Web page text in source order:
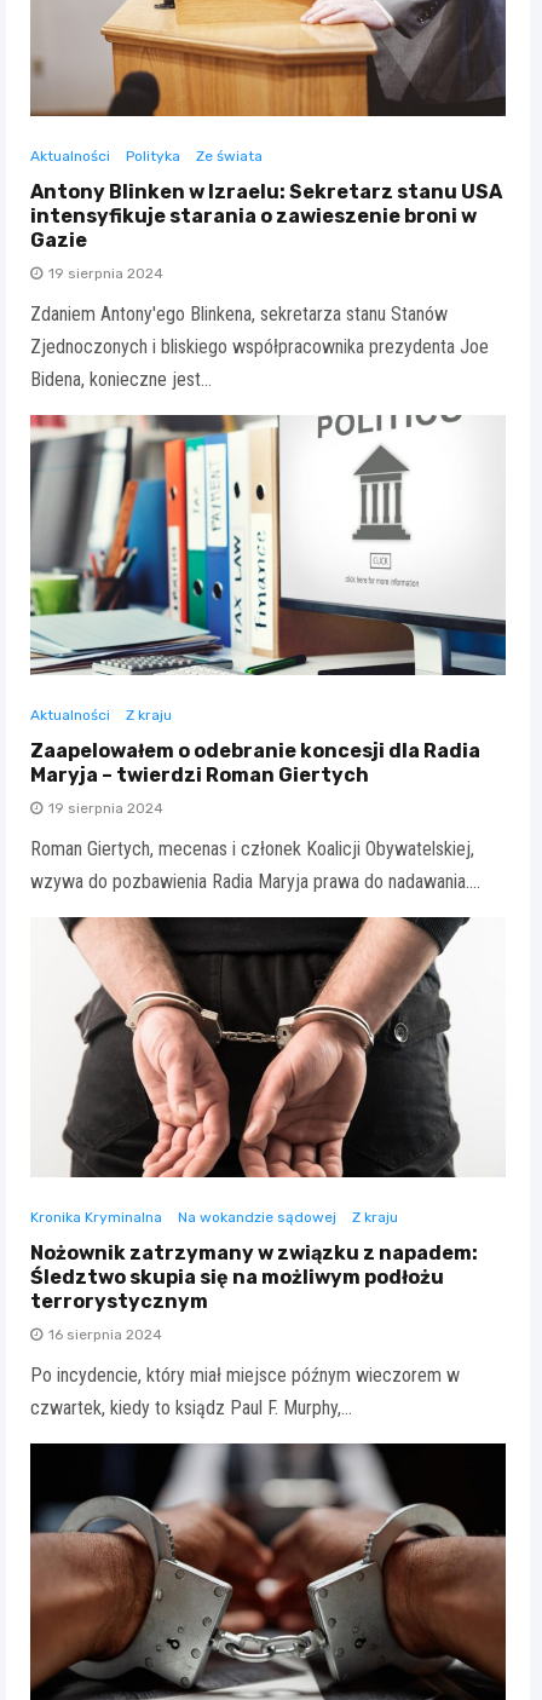
Aktualności Polityka Ze świata
Antony Blinken w Izraelu: Sekretarz stanu USA
intensyfikuje starania o zawieszenie broni w
Gazie
19 sierpnia 2024
Zdaniem Antony'ego Blinkena, sekretarza stanu Stanów
Zjednoczonych i bliskiego współpracownika prezydenta Joe
Bidena, konieczne jest…
Aktualności Z kraju
Zaapelowałem o odebranie koncesji dla Radia
Maryja – twierdzi Roman Giertych
19 sierpnia 2024
Roman Giertych, mecenas i członek Koalicji Obywatelskiej,
wzywa do pozbawienia Radia Maryja prawa do nadawania.…
Kronika Kryminalna Na wokandzie sądowej Z kraju
Nożownik zatrzymany w związku z napadem:
Śledztwo skupia się na możliwym podłożu
terrorystycznym
16 sierpnia 2024
Po incydencie, który miał miejsce późnym wieczorem w
czwartek, kiedy to ksiądz Paul F. Murphy,…